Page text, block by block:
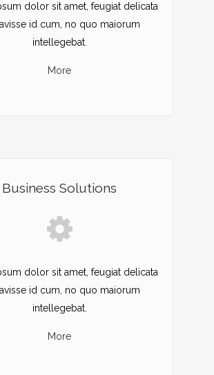
dolor sit amet, feugiat delicata
id cum, no quo maiorum
intellegebat.
More
Business Solutions
dolor sit amet, feugiat delicata
id cum, no quo maiorum
intellegebat.
More